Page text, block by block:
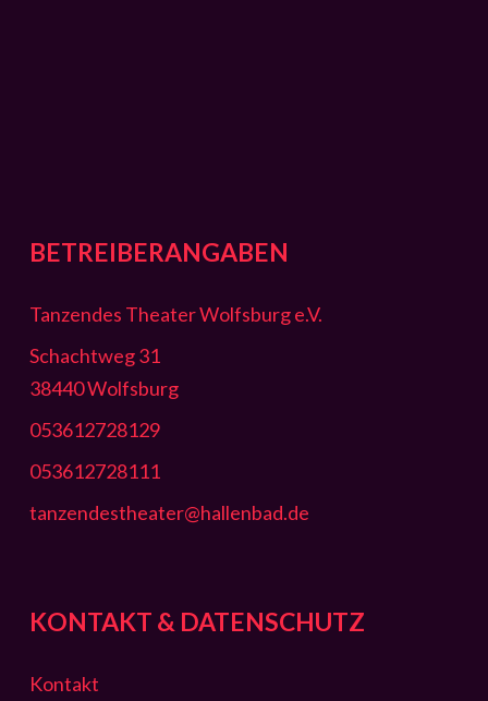
BETREIBERANGABEN
Tanzendes Theater Wolfsburg e.V.
Schachtweg 31
38440 Wolfsburg
053612728129
053612728111
tanzendestheater@hallenbad.de
KONTAKT & DATENSCHUTZ
Kontakt